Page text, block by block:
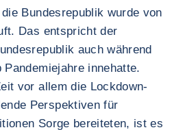
Bundesrepublik wurde von
Das entspricht der
auch während
innehatte.
vor allem die Lockdown-
Perspektiven für
Sorge bereiteten, ist es